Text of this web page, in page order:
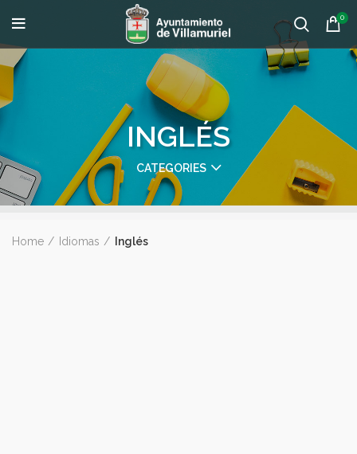
0
INGLÉS
CATEGORIES
Home Idiomas Inglés